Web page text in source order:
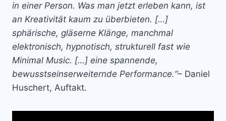
in einer Person. Was man jetzt erleben kann, ist
an Kreativität kaum zu überbieten. […]
sphärische, gläserne Klänge, manchmal
elektronisch, hypnotisch, strukturell fast wie
Minimal Music. […] eine spannende,
bewusstseinserweiternde Performance.“– Daniel
Huschert, Auftakt.